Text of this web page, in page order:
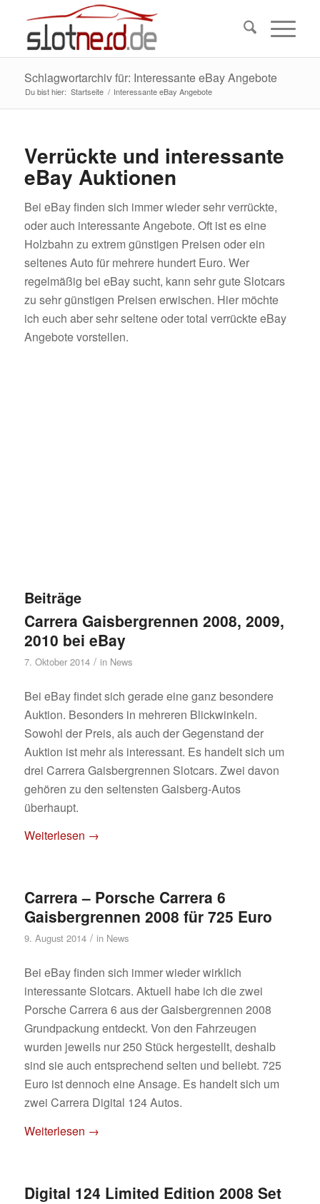
Schlagwortarchiv für: Interessante eBay Angebote
Du bist hier: Startseite / Interessante eBay Angebote
Verrückte und interessante
eBay Auktionen
Bei eBay finden sich immer wieder sehr verrückte,
oder auch interessante Angebote. Oft ist es eine
Holzbahn zu extrem günstigen Preisen oder ein
seltenes Auto für mehrere hundert Euro. Wer
regelmäßig bei eBay sucht, kann sehr gute Slotcars
zu sehr günstigen Preisen erwischen. Hier möchte
ich euch aber sehr seltene oder total verrückte eBay
Angebote vorstellen.
Beiträge
Carrera Gaisbergrennen 2008, 2009,
2010 bei eBay
7. Oktober 2014 / in News
Bei eBay findet sich gerade eine ganz besondere
Auktion. Besonders in mehreren Blickwinkeln.
Sowohl der Preis, als auch der Gegenstand der
Auktion ist mehr als interessant. Es handelt sich um
drei Carrera Gaisbergrennen Slotcars. Zwei davon
gehören zu den seltensten Gaisberg-Autos
überhaupt.
Weiterlesen →
Carrera – Porsche Carrera 6
Gaisbergrennen 2008 für 725 Euro
9. August 2014 / in News
Bei eBay finden sich immer wieder wirklich
interessante Slotcars. Aktuell habe ich die zwei
Porsche Carrera 6 aus der Gaisbergrennen 2008
Grundpackung entdeckt. Von den Fahrzeugen
wurden jeweils nur 250 Stück hergestellt, deshalb
sind sie auch entsprechend selten und beliebt. 725
Euro ist dennoch eine Ansage. Es handelt sich um
zwei Carrera Digital 124 Autos.
Weiterlesen →
Digital 124 Limited Edition 2008 Set